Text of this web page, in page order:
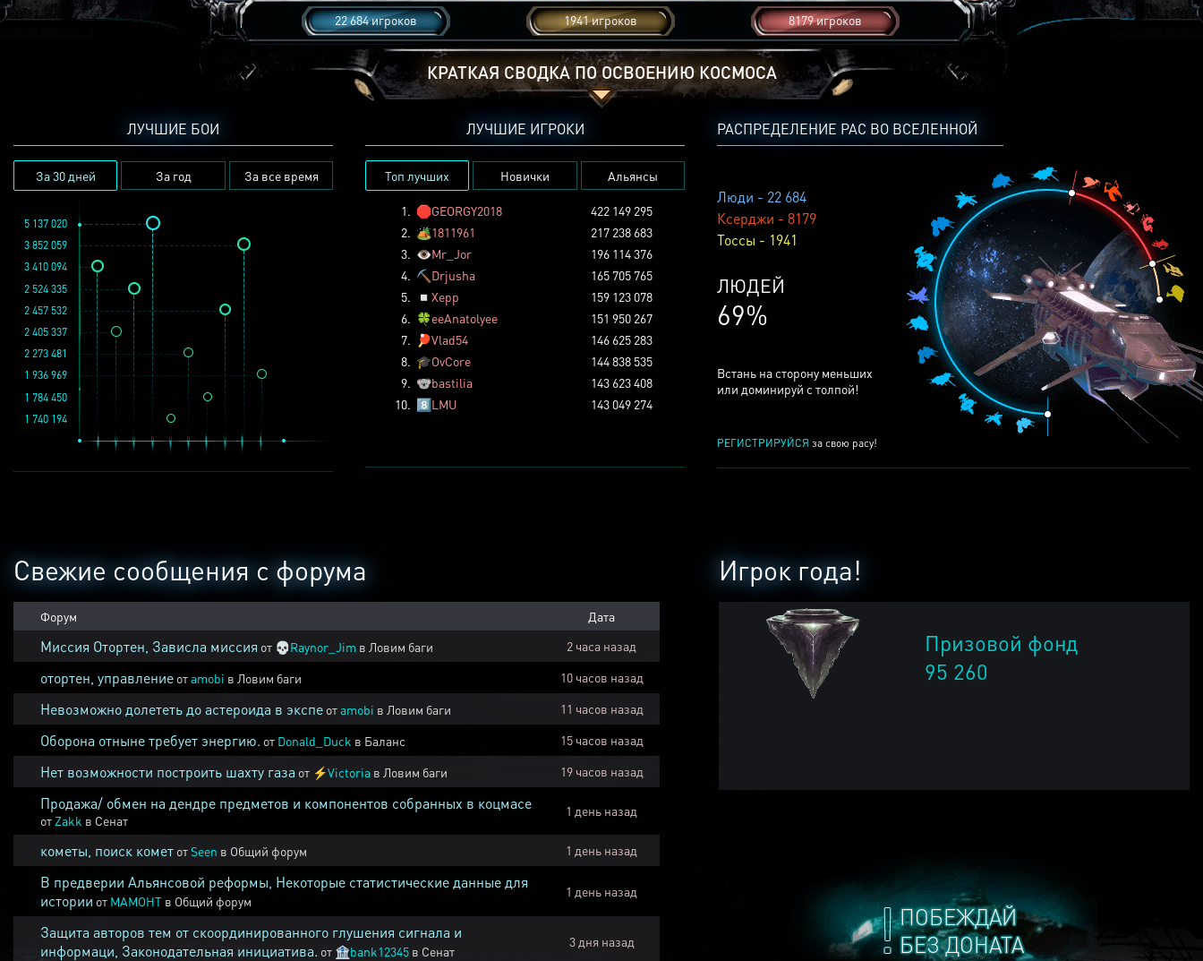
22 684 игроков 1941 игроков 8179 игроков
КРАТКАЯ СВОДКА ПО ОСВОЕНИЮ КОСМОСА
РАСПРЕДЕЛЕНИЕ РАС ВО ВСЕЛЕННОЙ
Люди - 22 684
Ксерджи - 8179
Тоссы - 1941
КСЕРДЖЕЙ
24%
Встань на сторону меньших
или доминируй с толпой!
РЕГИСТРИРУЙСЯ за свою расу!
ЛУЧШИЕ БОИ
За 30 дней За год За все время
1 936 969
3 852 059
2 457 532
1 784 450
2 273 481
1 740 194
5 137 020
2 524 335
2 405 337
3 410 094
ЛУЧШИЕ ИГРОКИ
Топ лучших Новички Альянсы
1. 🛑GEORGY2018
422 149 295
2. 🏕️1811961
217 238 683
3. 👁️Mr_Jor
196 114 376
4. ⛏️ Drjusha
165 705 765
5.
◽ Xepp
159 123 078
6. 🍀eeAnatolyee
151 950 267
7.
🏓Vlad54
146 625 283
8. 🎓OvCore
144 838 535
9. 🐨bastilia
143 623 408
10. 8️⃣LMU 143 049 274
ПОБЕЖДАЙ
БЕЗ ДОНАТА
Игрок года!
Призовой фонд
95 260
Свежие сообщения с форума
Форум Дата
Миссия Отортен, Зависла миссия от 💀Raynor_Jim в Ловим баги 2 часа назад
отортен, управление отamobi в Ловим баги 10 часов назад
Невозможно долететь до астероида в экспе отamobi в Ловим баги 11 часов назад
Оборона отныне требует энергию. от Donald_Duck в Баланс 15 часов назад
Нет возможности построить шахту газа от ⚡Victoria в Ловим баги 19 часов назад
Продажа/ обмен на дендре предметов и компонентов собранных в коцмасе
от Zakk в Сенат
1 день назад
кометы, поиск комет отSeen в Общий форум 1 день назад
В предверии Альянсовой реформы, Некоторые статистические данные для
истории от MAMOHT в Общий форум
1 день назад
Защита авторов тем от скоординированного глушения сигнала и
информаци, Законодательная инициатива. от 🏦bank12345 в Сенат
3 дня назад